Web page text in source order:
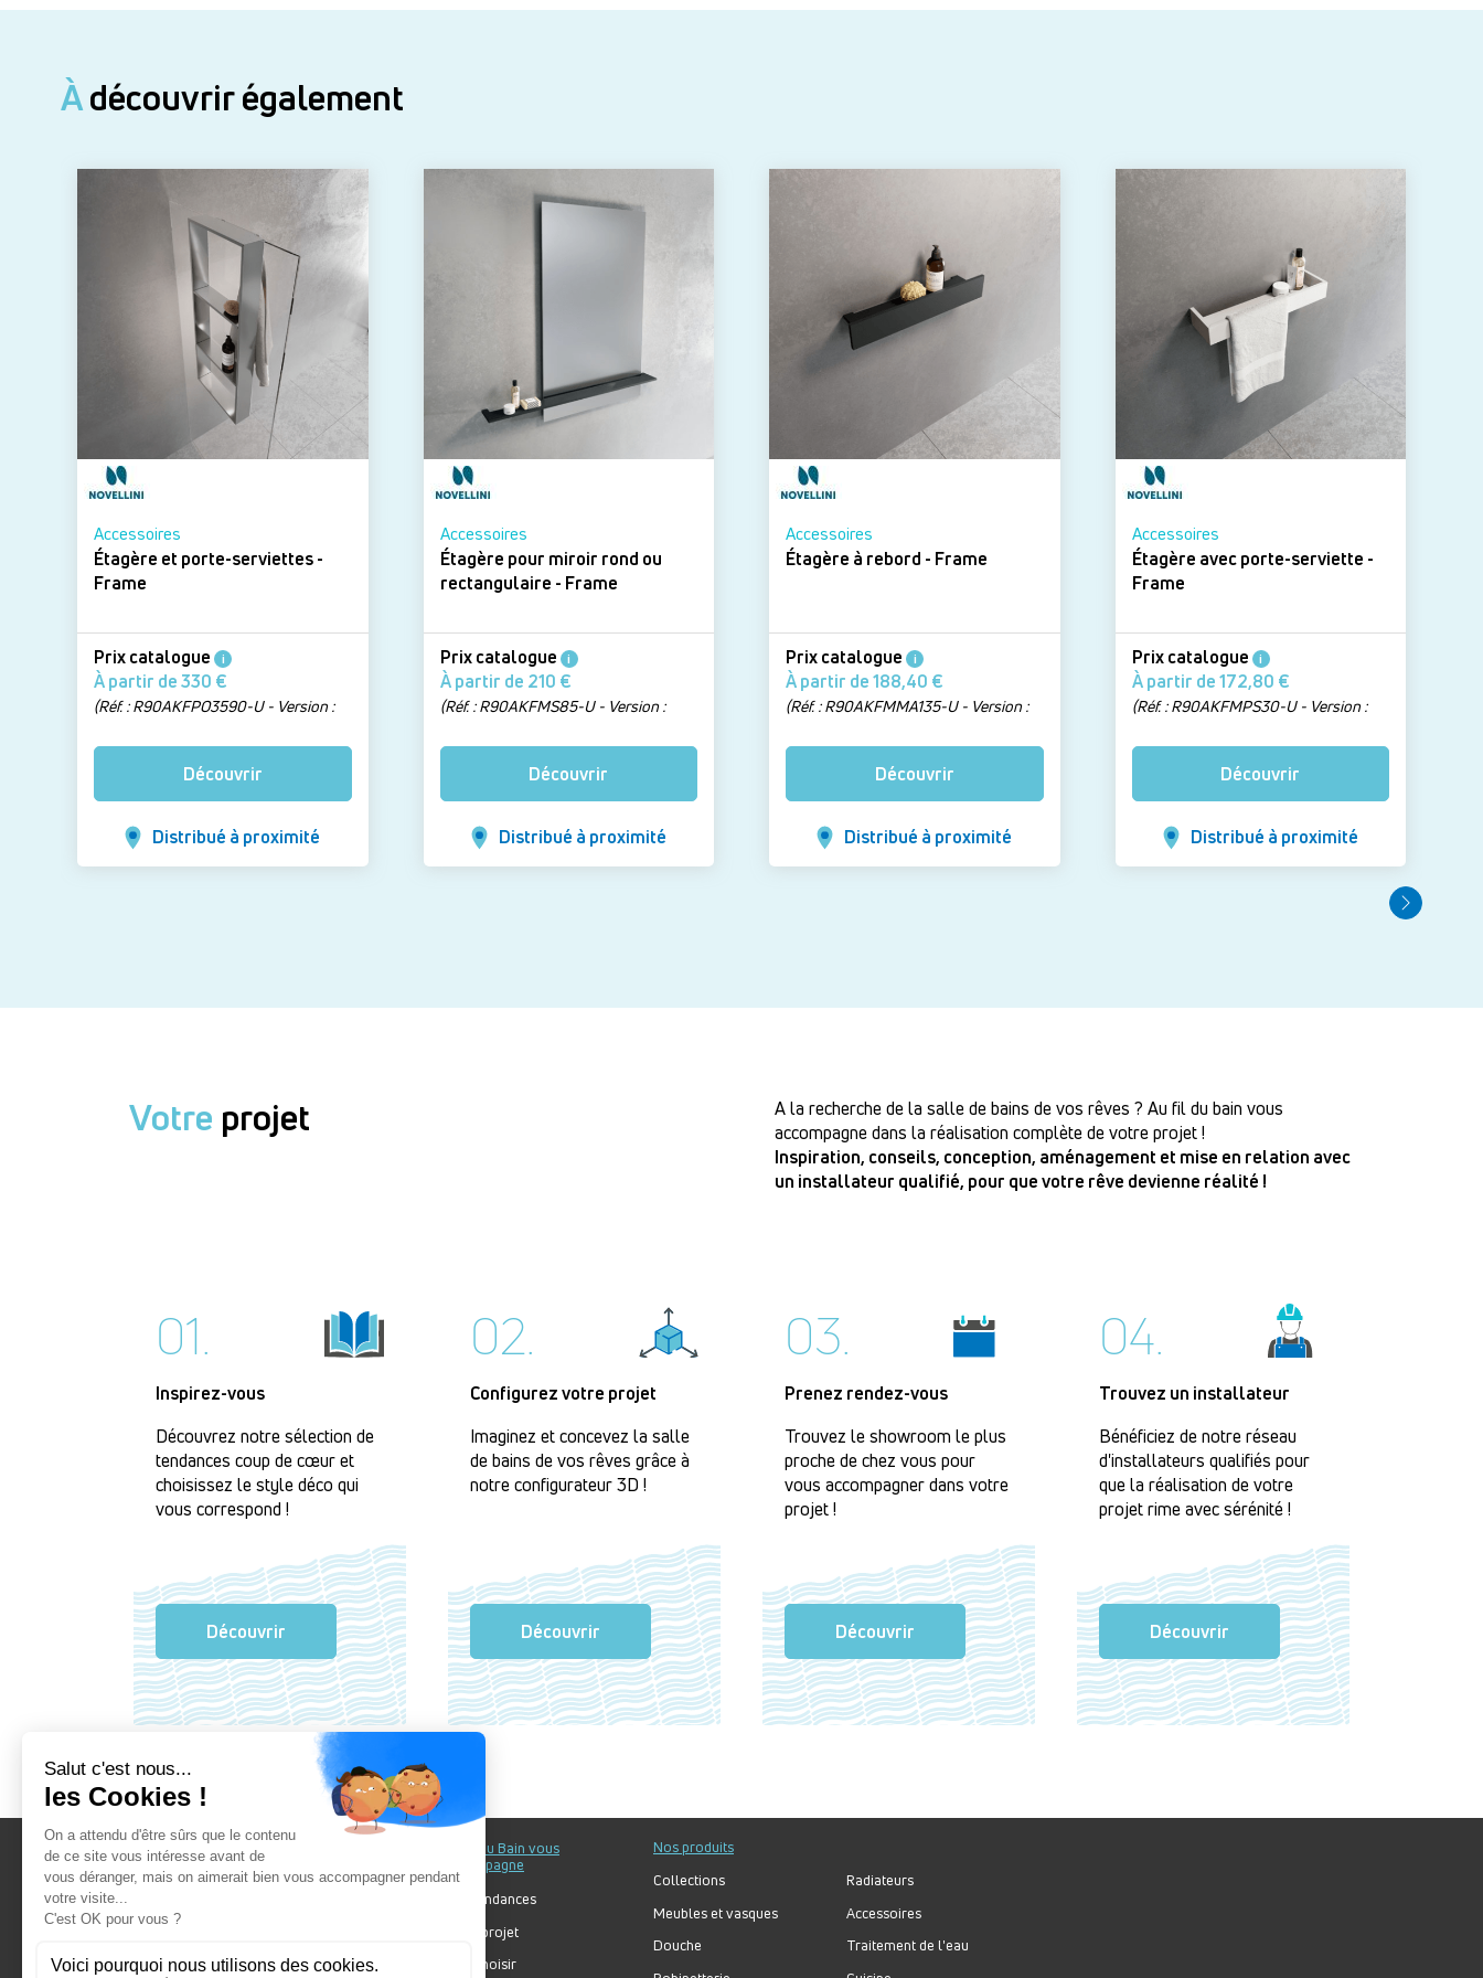
Àdécouvrir également
Accessoires
Étagère et porte-serviettes -
Frame
Prix catalogue i
À partir de 330 €
(Réf. : R90AKFPO3590-U - Version :
Découvrir
Distribué à proximité
Accessoires
Étagère pour miroir rond ou
rectangulaire - Frame
Prix catalogue i
À partir de 210 €
(Réf. : R90AKFMS85-U - Version :
Découvrir
Distribué à proximité
Accessoires
Étagère à rebord - Frame
Prix catalogue i
À partir de 188,40 €
(Réf. : R90AKFMMA135-U - Version :
Découvrir
Distribué à proximité
Accessoires
Étagère avec porte-serviette -
Frame
Prix catalogue i
À partir de 172,80 €
(Réf. : R90AKFMPS30-U - Version :
Découvrir
Distribué à proximité
Votre projet
A la recherche de la salle de bains de vos rêves ? Au fil du bain vous
accompagne dans la réalisation complète de votre projet !
Inspiration, conseils, conception, aménagement et mise en relation avec
un installateur qualifié, pour que votre rêve devienne réalité !
01.
Inspirez-vous
Découvrez notre sélection de
tendances coup de cœur et
choisissez le style déco qui
vous correspond !
Découvrir
02.
Configurez votre projet
Imaginez et concevez la salle
de bains de vos rêves grâce à
notre configurateur 3D !
Découvrir
03.
Prenez rendez-vous
Trouvez le showroom le plus
proche de chez vous pour
vous accompagner dans votre
projet !
Découvrir
04.
Trouvez un installateur
Bénéficiez de notre réseau
d'installateurs qualifiés pour
que la réalisation de votre
projet rime avec sérénité !
Découvrir
Au fil du Bain
Nos showrooms
Au fil du Bain vous
accompagne
Nos tendances
Votre projet
Bien choisir
Nos produits
Collections
Meubles et vasques
Douche
Radiateurs
Accessoires
Traitement de l'eau